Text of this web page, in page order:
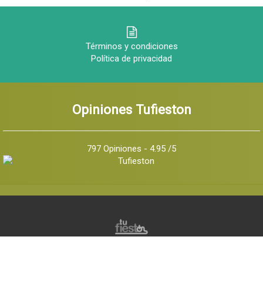
Términos y condiciones
Política de privacidad
Opiniones Tufieston
797 Opiniones - 4.95 /5